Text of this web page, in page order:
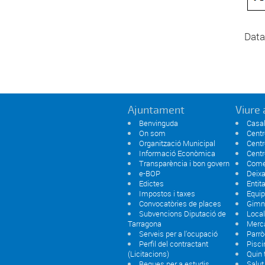
Ajuntament
Benvinguda
On som
Organització Municipal
Informació Econòmica
Transparència i bon govern
e-BOP
Edictes
Impostos i taxes
Convocatòries de places
Subvencions Diputació de
Tarragona
Serveis per a l'ocupació
Perfil del contractant
(Licitacions)
Viure
Quin